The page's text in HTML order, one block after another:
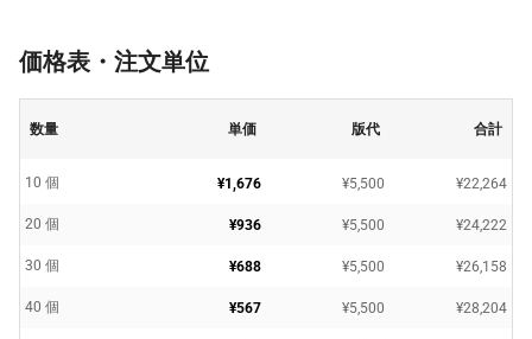
価格表・注文単位
数量 単価 版代 合計
10 個 ¥1,676 ¥5,500 ¥22,264
20 個 ¥936 ¥5,500 ¥24,222
30 個 ¥688 ¥5,500 ¥26,158
40 個 ¥567 ¥5,500 ¥28,204